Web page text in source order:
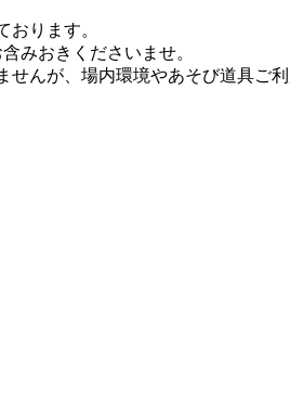
ります。
みおきくださいませ。
んが、場内環境やあそび道具ご